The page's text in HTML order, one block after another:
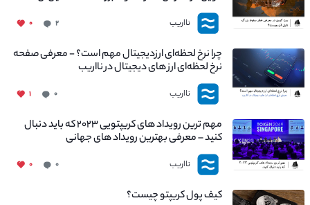
چیست؟
نااریب ۲ ۰
چرا نرخ لحظه‌ای ارزدیجیتال مهم است؟ - معرفی صفحه
نرخ لحظه‌ای ارز های دیجیتال در نااریب
نااریب ۰ ۱
مهم ترین رویداد های کریپتویی ۲۰۲۳ که باید دنبال
کنید – معرفی بهترین رویداد های جهانی
نااریب ۰ ۰
کیف پول کریپتو چیست؟